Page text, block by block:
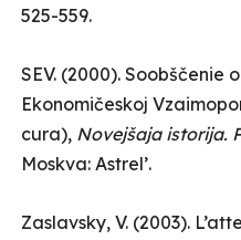
525-559.
SEV. (2000). Soobščenie
Ekonomičeskoj
cura), Novejšaja istorija.
Moskva: Astrel’.
Zaslavsky, V. (2003).